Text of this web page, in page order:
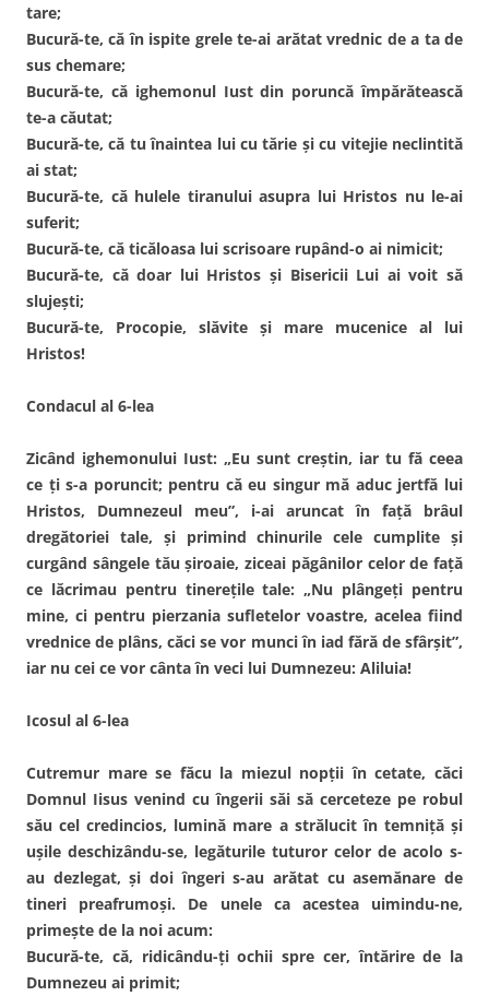
tare;
Bucură-te, că în ispite grele te-ai arătat vrednic de a ta de
sus chemare;
Bucură-te, că ighemonul Iust din poruncă împărătească
te-a căutat;
Bucură-te, că tu înaintea lui cu tărie şi cu vitejie neclintită
ai stat;
Bucură-te, că hulele tiranului asupra lui Hristos nu le-ai
suferit;
Bucură-te, că ticăloasa lui scrisoare rupând-o ai nimicit;
Bucură-te, că doar lui Hristos şi Bisericii Lui ai voit să
slujeşti;
Bucură-te, Procopie, slăvite şi mare mucenice al lui
Hristos!
Condacul al 6-lea
Zicând ighemonului Iust: „Eu sunt creştin, iar tu fă ceea
ce ţi s-a poruncit; pentru că eu singur mă aduc jertfă lui
Hristos, Dumnezeul meu”, i-ai aruncat în faţă brâul
dregătoriei tale, şi primind chinurile cele cumplite şi
curgând sângele tău şiroaie, ziceai păgânilor celor de faţă
ce lăcrimau pentru tinereţile tale: „Nu plângeţi pentru
mine, ci pentru pierzania sufletelor voastre, acelea fiind
vrednice de plâns, căci se vor munci în iad fără de sfârşit”,
iar nu cei ce vor cânta în veci lui Dumnezeu: Aliluia!
Icosul al 6-lea
Cutremur mare se făcu la miezul nopţii în cetate, căci
Domnul Iisus venind cu îngerii săi să cerceteze pe robul
său cel credincios, lumină mare a strălucit în temniţă şi
uşile deschizându-se, legăturile tuturor celor de acolo s-
au dezlegat, şi doi îngeri s-au arătat cu asemănare de
tineri preafrumoşi. De unele ca acestea uimindu-ne,
primeşte de la noi acum:
Bucură-te, că, ridicându-ţi ochii spre cer, întărire de la
Dumnezeu ai primit;